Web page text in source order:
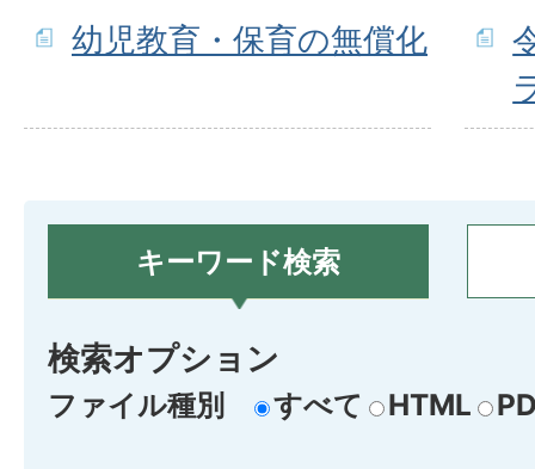
幼児教育・保育の無償化
キーワード検索
検索オプション
ファイル種別 すべて HTML